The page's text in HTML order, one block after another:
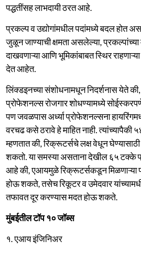
पद्धतींसह लाभदायी ठरत आहे.
प्रकल्प व उद्योगांमधील पदांमध्ये बदल होत
जुळून जाण्याची क्षमता असलेल्या,
दाखवणाऱ्या आणि भूमिकांबाबत स्थिर
देत आहेत.
लिंक्डइनच्या संशोधनामधून निदर्शनास येते
प्रोफेशनल्स रोजगार शोधण्यामध्ये
पण जवळपास अर्ध्या प्रोफेशनल्सना
वरचढ कसे ठरावे हे माहित नाही.
म्हणतात की, रिक्रूटर्सचे लक्ष वेधून
शकतो. या समस्या असताना देखील ६५ टक्के
आहे की, एआयमुळे रिक्रूटर्सकडून मिळणाऱ्या
होऊ शकते, तसेच रिकूटर व उमेदवार
तफावत दूर करण्यास मदत होऊ शकते.
मुंबईतील टॉप १० जॉब्स
१. एआय इंजिनिअर